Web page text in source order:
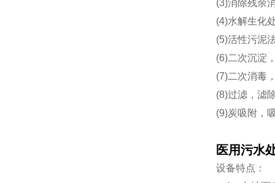
(3)消除残余
(4)水解生化
(5)活性污泥
(6)二次沉淀
(7)二次消毒
(8)过滤，滤
(9)炭吸附，
医用污水
设备特点：